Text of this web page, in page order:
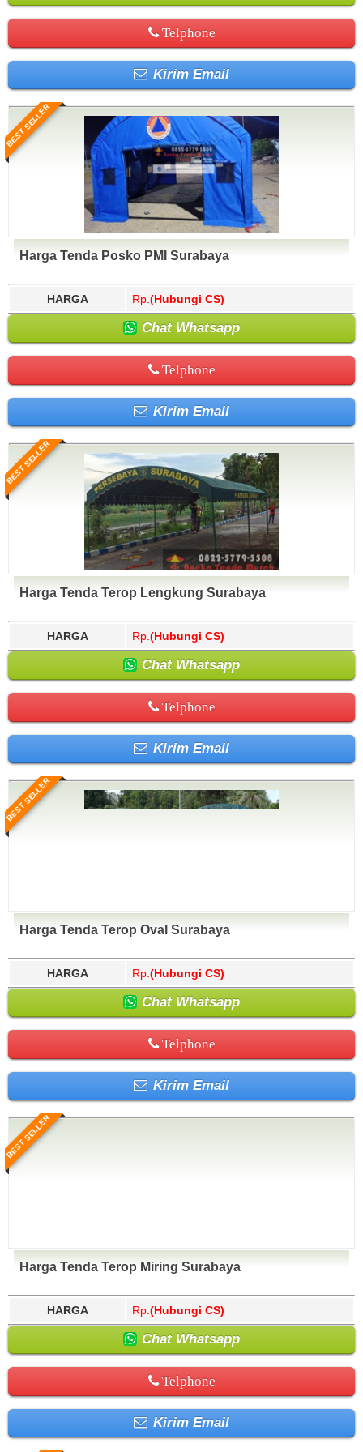
Telphone
Kirim Email
BEST SELLER
Harga Tenda Posko PMI Surabaya
HARGA Rp. (Hubungi CS)
Chat Whatsapp
Telphone
Kirim Email
BEST SELLER
Harga Tenda Terop Lengkung Surabaya
HARGA Rp. (Hubungi CS)
Chat Whatsapp
Telphone
Kirim Email
BEST SELLER
Harga Tenda Terop Oval Surabaya
HARGA Rp. (Hubungi CS)
Chat Whatsapp
Telphone
Kirim Email
BEST SELLER
Harga Tenda Terop Miring Surabaya
HARGA Rp. (Hubungi CS)
Chat Whatsapp
Telphone
Kirim Email